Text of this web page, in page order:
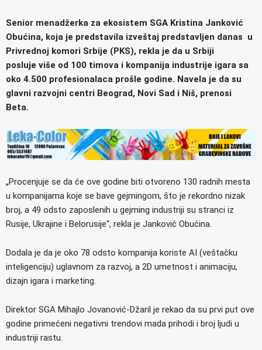
Senior menadžerka za ekosistem SGA Kristina Janković
Obućina, koja je predstavila izveštaj predstavljen danas u
Privrednoj komori Srbije (PKS), rekla je da u Srbiji
posluje više od 100 timova i kompanija industrije igara sa
oko 4.500 profesionalaca prošle godine. Navela je da su
glavni razvojni centri Beograd, Novi Sad i Niš, prenosi
Beta.
„Procenjuje se da će ove godine biti otvoreno 130 radnih mesta
u kompanijama koje se bave gejmingom, što je rekordno nizak
broj, a 49 odsto zaposlenih u gejming industriji su stranci iz
Rusije, Ukrajine i Belorusije“, rekla je Janković Obućina.
Dodala je da je oko 78 odsto kompanija koriste AI (veštačku
inteligenciju) uglavnom za razvoj, a 2D umetnost i animaciju,
dizajn igara i marketing.
Direktor SGA Mihajlo Jovanović-Džaril je rekao da su prvi put ove
godine primećeni negativni trendovi mada prihodi i broj ljudi u
industriji rastu.